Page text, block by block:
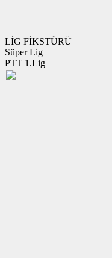
LİG FİKSTÜRÜ
Süper Lig
PTT 1.Lig